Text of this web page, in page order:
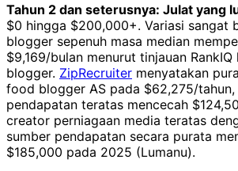
Tahun 2 dan seterusnya: Julat yang
$0 hingga $200,000+. Variasi sangat
blogger sepenuh masa median
$9,169/bulan menurut tinjauan
blogger. ZipRecruiter menyatakan
food blogger AS pada $62,275/tahun,
pendapatan teratas mencecah
creator perniagaan media teratas
sumber pendapatan secara purata
$185,000 pada 2025 (Lumanu).